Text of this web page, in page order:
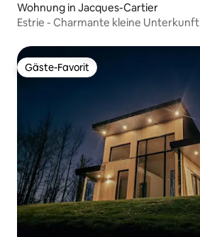
Wohnung in Jacques-Cartier
Estrie - Charmante kleine Unterkunft
Gäste-Favorit
Gäste-Favorit